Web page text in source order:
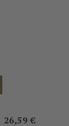
Prezzo
26,59 €